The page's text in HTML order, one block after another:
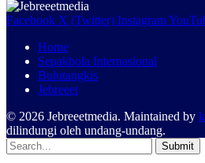
Facebook X (Twitter) Instagram
Home
Sepakbola Internasional
Bulutangkis
Jebreeet
© 2026 Jebreeetmedia. Maintained by
dilindungi oleh undang-undang.
Submit